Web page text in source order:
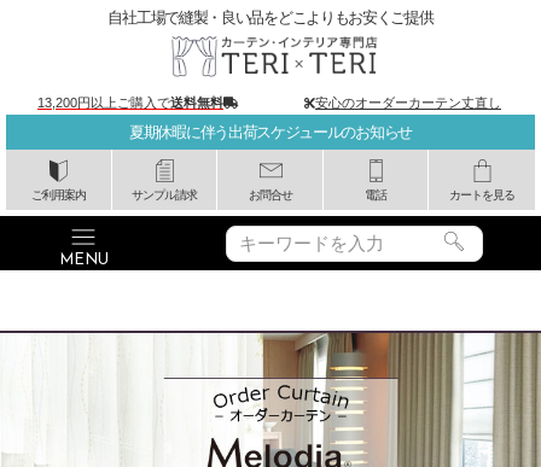
夏期休暇に伴う出荷スケジュールのお知らせ
ご利用案内 サンプル請求 お問合せ 電話 カートを見る
自社工場で縫製・良い品をどこよりもお安くご提供
13,200円以上ご購入で送料無料 安心のオーダーカーテン丈直し